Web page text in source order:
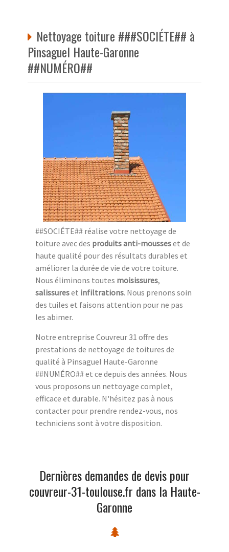
Nettoyage toiture ###SOCIÉTE## à
Pinsaguel Haute-Garonne
##NUMÉRO##
##SOCIÉTE## réalise votre nettoyage de
toiture avec des produits anti-mousseset de
haute qualité pour des résultats durables et
améliorer la durée de vie de votre toiture.
Nous éliminons toutes moisissures,
salissureset infiltrations. Nous prenons soin
des tuiles et faisons attention pour ne pas
les abimer.
Notre entreprise Couvreur 31 offre des
prestations de nettoyage de toitures de
qualité à Pinsaguel Haute-Garonne
##NUMÉRO## et ce depuis des années. Nous
vous proposons un nettoyage complet,
efficace et durable. N'hésitez pas à nous
contacter pour prendre rendez-vous, nos
techniciens sont à votre disposition.
Dernières demandes de devis pour
couvreur-31-toulouse.fr dans la Haute-
Garonne